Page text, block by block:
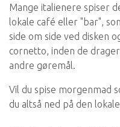
Mange italienere spiser
lokale café eller "bar",
side om side ved disken
cornetto, inden de
andre gøremål.
Vil du spise morgenmad
du altså ned på den